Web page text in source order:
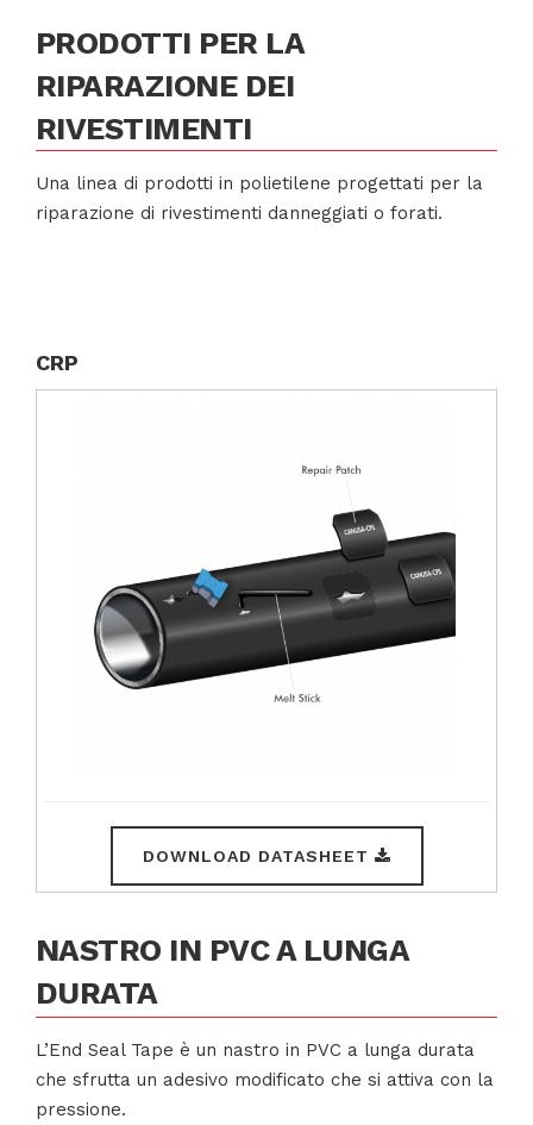
PRODOTTI PER LA
RIPARAZIONE DEI
RIVESTIMENTI
Una linea di prodotti in polietilene progettati per la
riparazione di rivestimenti danneggiati o forati.
CRP
DOWNLOAD DATASHEET
NASTRO IN PVC A LUNGA
DURATA
L’End Seal Tape è un nastro in PVC a lunga durata
che sfrutta un adesivo modificato che si attiva con la
pressione.